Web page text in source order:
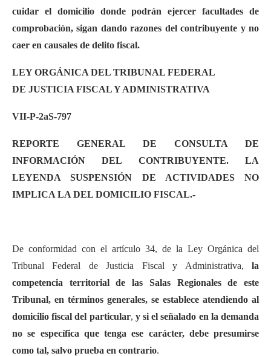
cuidar el domicilio donde podrán ejercer facultades de
comprobación, sigan dando razones del contribuyente y no
caer en causales de delito fiscal.
LEY ORGÁNICA DEL TRIBUNAL FEDERAL
DE JUSTICIA FISCAL Y ADMINISTRATIVA
VII-P-2aS-797
REPORTE GENERAL DE CONSULTA DE
INFORMACIÓN DEL CONTRIBUYENTE. LA
LEYENDA SUSPENSIÓN DE ACTIVIDADES NO
IMPLICA LA DEL DOMICILIO FISCAL.-
De conformidad con el artículo 34, de la Ley Orgánica del
Tribunal Federal de Justicia Fiscal y Administrativa, la
competencia territorial de las Salas Regionales de este
Tribunal, en términos generales, se establece atendiendo al
domicilio fiscal del particular, y si el señalado en la demanda
no se específica que tenga ese carácter, debe presumirse
como tal, salvo prueba en contrario.